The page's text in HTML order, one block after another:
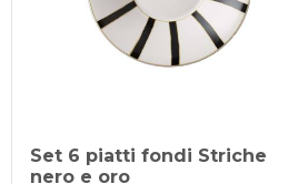
Set 6 piatti fondi Striche
nero e oro